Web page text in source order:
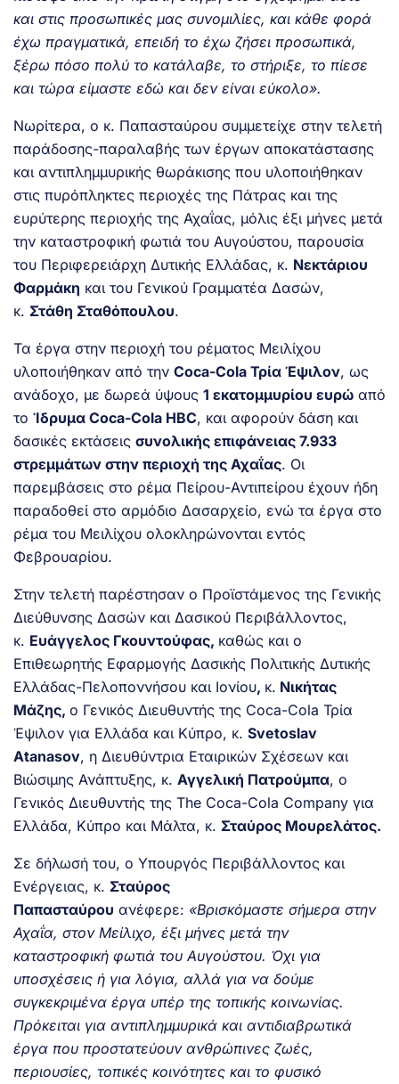
και στις προσωπικές μας συνομιλίες, και κάθε φορά
έχω πραγματικά, επειδή το έχω ζήσει προσωπικά,
ξέρω πόσο πολύ το κατάλαβε, το στήριξε, το πίεσε
και τώρα είμαστε εδώ και δεν είναι εύκολο».
Νωρίτερα, ο κ. Παπασταύρου συμμετείχε στην τελετή
παράδοσης-παραλαβής των έργων αποκατάστασης
και αντιπλημμυρικής θωράκισης που υλοποιήθηκαν
στις πυρόπληκτες περιοχές της Πάτρας και της
ευρύτερης περιοχής της Αχαΐας, μόλις έξι μήνες μετά
την καταστροφική φωτιά του Αυγούστου, παρουσία
του Περιφερειάρχη Δυτικής Ελλάδας, κ. Νεκτάριου
Φαρμάκη και του Γενικού Γραμματέα Δασών,
κ. Στάθη Σταθόπουλου.
Τα έργα στην περιοχή του ρέματος Μειλίχου
υλοποιήθηκαν από την Coca-Cola Τρία Έψιλον, ως
ανάδοχο, με δωρεά ύψους 1 εκατομμυρίου ευρώ από
το Ίδρυμα Coca-Cola HBC, και αφορούν δάση και
δασικές εκτάσεις συνολικής επιφάνειας 7.933
στρεμμάτων στην περιοχή της Αχαΐας. Οι
παρεμβάσεις στο ρέμα Πείρου-Αντιπείρου έχουν ήδη
παραδοθεί στο αρμόδιο Δασαρχείο, ενώ τα έργα στο
ρέμα του Μειλίχου ολοκληρώνονται εντός
Φεβρουαρίου.
Στην τελετή παρέστησαν ο Προϊστάμενος της Γενικής
Διεύθυνσης Δασών και Δασικού Περιβάλλοντος,
κ. Ευάγγελος Γκουντούφας, καθώς και ο
Επιθεωρητής Εφαρμογής Δασικής Πολιτικής Δυτικής
Ελλάδας-Πελοποννήσου και Ιονίου, κ. Νικήτας
Μάζης, ο Γενικός Διευθυντής της Coca-Cola Τρία
Έψιλον για Ελλάδα και Κύπρο, κ. Svetoslav
Atanasov, η Διευθύντρια Εταιρικών Σχέσεων και
Βιώσιμης Ανάπτυξης, κ. Αγγελική Πατρούμπα, o
Γενικός Διευθυντής της The Coca-Cola Company για
Ελλάδα, Κύπρο και Μάλτα, κ. Σταύρος Μουρελάτος.
Σε δήλωσή του, ο Υπουργός Περιβάλλοντος και
Ενέργειας, κ. Σταύρος
Παπασταύρου ανέφερε: «Βρισκόμαστε σήμερα στην
Αχαΐα, στον Μείλιχο, έξι μήνες μετά την
καταστροφική φωτιά του Αυγούστου. Όχι για
υποσχέσεις ή για λόγια, αλλά για να δούμε
συγκεκριμένα έργα υπέρ της τοπικής κοινωνίας.
Πρόκειται για αντιπλημμυρικά και αντιδιαβρωτικά
έργα που προστατεύουν ανθρώπινες ζωές,
περιουσίες, τοπικές κοινότητες και το φυσικό